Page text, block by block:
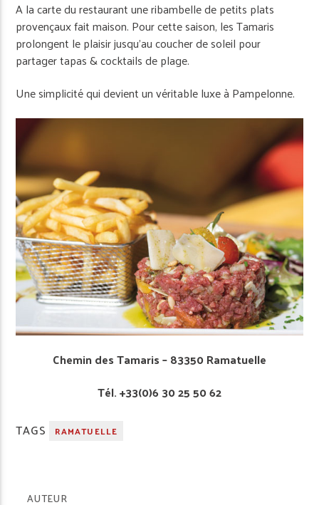
A la carte du restaurant une ribambelle de petits plats
provençaux fait maison. Pour cette saison, les Tamaris
prolongent le plaisir jusqu’au coucher de soleil pour
partager tapas & cocktails de plage.
Une simplicité qui devient un véritable luxe à Pampelonne.
Chemin des Tamaris – 83350 Ramatuelle
­Tél. +33(0)6 30 25 50 62
TAGS
RAMATUELLE
AUTEUR